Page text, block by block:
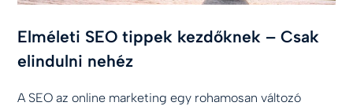
Elméleti SEO tippek kezdőknek – Csak
elindulni nehéz
A SEO az online marketing egy rohamosan változó